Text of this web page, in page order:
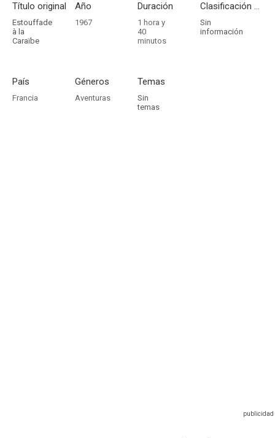
Título original
Estouffade
à la
Caraïbe
Año
1967
Duración
1 hora y
40
minutos
Clasificación por edades
Sin
información
País
Francia
Géneros
Aventuras
Temas
Sin
temas